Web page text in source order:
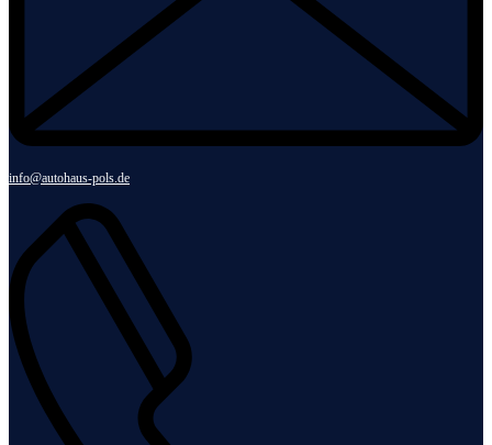
info@autohaus-pols.de